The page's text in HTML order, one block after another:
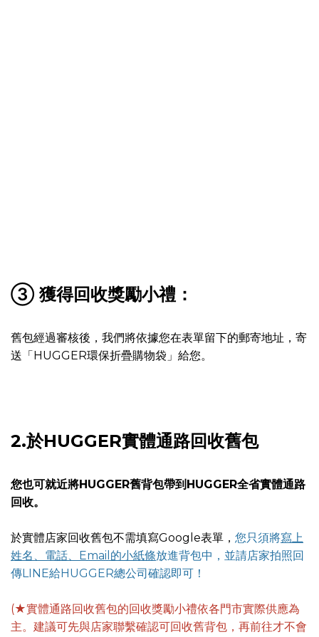
③ 獲得回收獎勵小禮：
舊包經過審核後，我們將依據您在表單留下的郵寄地址，寄
送「HUGGER環保折疊購物袋」給您。
2.於HUGGER實體通路回收舊包
您也可就近將HUGGER舊背包帶到HUGGER全省實體通路
回收。
於實體店家回收舊包不需填寫Google表單， 您只須將寫上
姓名、電話、Email的小紙條放進背包中，並請店家拍照回
傳LINE給HUGGER總公司確認即可！
(★實體通路回收舊包的回收獎勵小禮依各門市實際供應為
主。建議可先與店家聯繫確認可回收舊背包，再前往才不會